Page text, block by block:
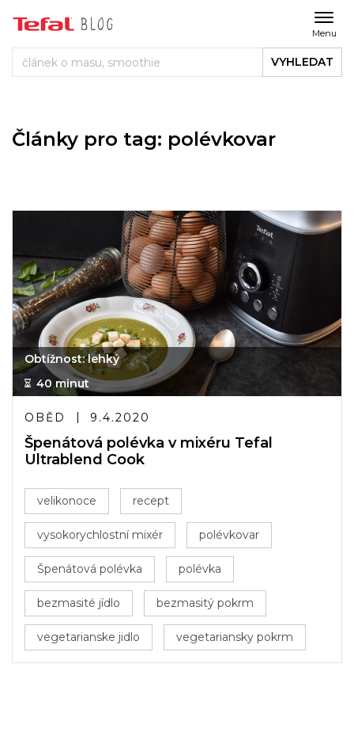
Menu
VYHLEDAT
Články pro tag: polévkovar
Obtížnost: lehký
40 minut
OBĚD 9.4.2020
Špenátová polévka v mixéru Tefal
Ultrablend Cook
velikonoce recept
vysokorychlostní mixér polévkovar
Špenátová polévka polévka
bezmasité jídlo bezmasitý pokrm
vegetarianske jidlo vegetariansky pokrm